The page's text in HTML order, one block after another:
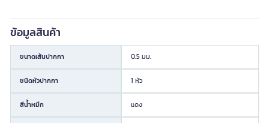
ข้อมูลสินค้า
ขนาดเส้นปากกา 0.5 มม.
ชนิดหัวปากกา 1 หัว
สีน้ำหมึก แดง